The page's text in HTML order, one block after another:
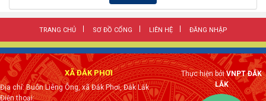
TRANG CHỦ SƠ ĐỒ CỔNG LIÊN HỆ ĐĂNG NHẬP
XÃ ĐẮK PHƠI
Địa chỉ: Buôn Liêng Ông, xã Đắk Phơi, Đắk Lắk
Điện thoại:
Thực hiện bởiVNPT ĐẮK
LẮK